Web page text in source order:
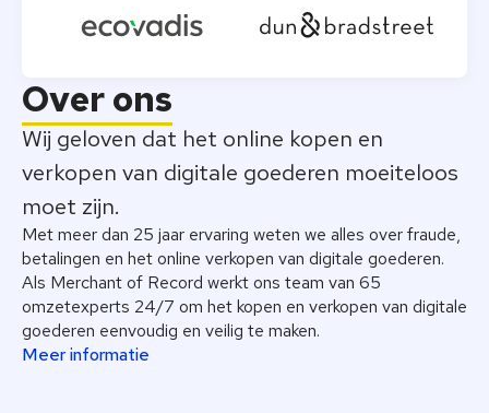
Over ons
Wij geloven dat het online kopen en
verkopen van digitale goederen moeiteloos
moet zijn.
Met meer dan 25 jaar ervaring weten we alles over fraude,
betalingen en het online verkopen van digitale goederen.
Als Merchant of Record werkt ons team van 65
omzetexperts 24/7 om het kopen en verkopen van digitale
goederen eenvoudig en veilig te maken.
Meer informatie